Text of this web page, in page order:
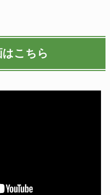
こちら